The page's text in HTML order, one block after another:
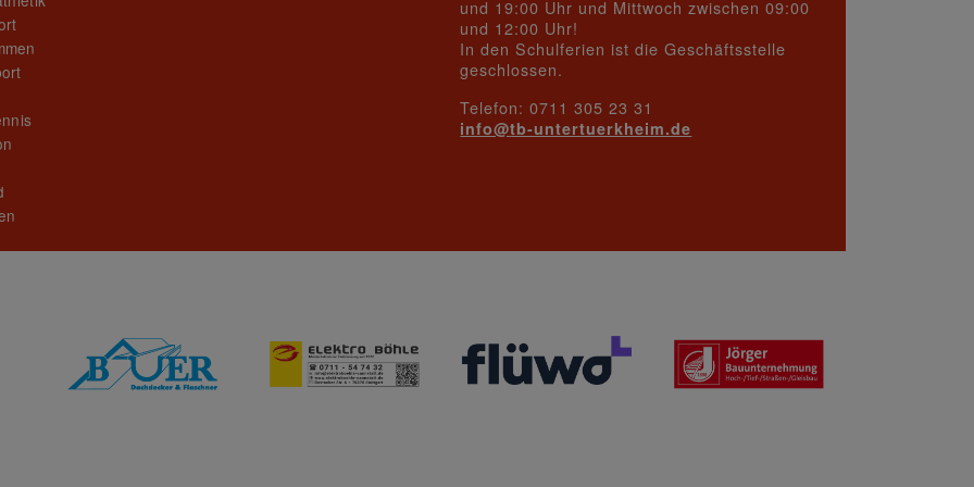
und 19:00 Uhr und Mittwoch zwischen 09:00
und 12:00 Uhr!
In den Schulferien ist die Geschäftsstelle
geschlossen.
Telefon: 0711 305 23 31
info@tb-untertuerkheim.de